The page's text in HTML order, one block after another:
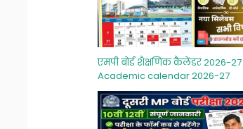
एमपी बोर्ड शैक्षणिक कैलेंडर 2026-
Academic calendar 2026-27